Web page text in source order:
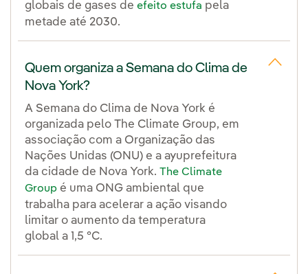
globais de gases de efeito estufa pela
metade até 2030.
Quem organiza a Semana do Clima de
Nova York?
A Semana do Clima de Nova York é
organizada pelo The Climate Group, em
associação com a Organização das
Nações Unidas (ONU) e a ayuprefeitura
da cidade de Nova York. The Climate
Group é uma ONG ambiental que
trabalha para acelerar a ação visando
limitar o aumento da temperatura
global a 1,5 °C.